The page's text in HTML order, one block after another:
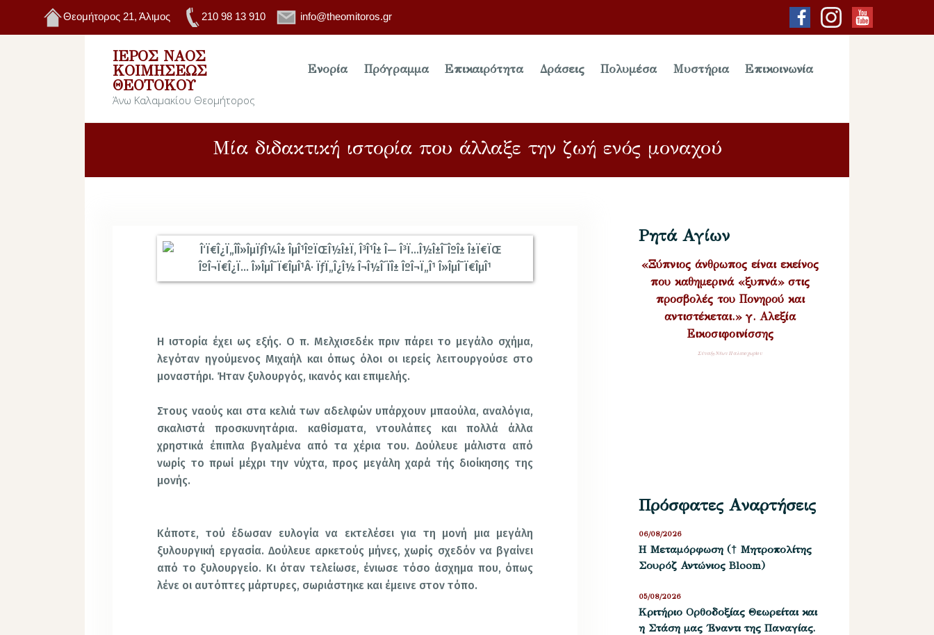
Θεομήτορος 21, Άλιμος 210 98 13 910 info@theomitoros.gr
ΙΕΡΌΣ ΝΑΌΣ
ΚΟΙΜΉΣΕΩΣ
ΘΕΟΤΌΚΟΥ
Άνω Καλαμακίου Θεομήτορος
Ενορία Πρόγραμμα Επικαιρότητα Δράσεις Πολυμέσα Μυστήρια Επικοινωνία
Μία διδακτική ιστορία που άλλαξε την ζωή ενός μοναχού
Η ιστορία έχει ως εξής. Ο π. Μελχισεδέκ πριν πάρει το μεγάλο σχήμα,
λεγόταν ηγούμενος Μιχαήλ και όπως όλοι οι ιερείς λειτουργούσε στο
μοναστήρι. Ήταν ξυλουργός, ικανός και επιμελής.
Στους ναούς και στα κελιά των αδελφών υπάρχουν μπαούλα, αναλόγια,
σκαλιστά προσκυνητάρια. καθίσματα, ντουλάπες και πολλά άλλα
χρηστικά έπιπλα βγαλμένα από τα χέρια του. Δούλευε μάλιστα από
νωρίς το πρωί μέχρι την νύχτα, προς μεγάλη χαρά τής διοίκησης της
μονής.
Κάποτε, τού έδωσαν ευλογία να εκτελέσει για τη μονή μια μεγάλη
ξυλουργική εργασία. Δούλευε αρκετούς μήνες, χωρίς σχεδόν να βγαίνει
από το ξυλουργείο. Κι όταν τελείωσε, ένιωσε τόσο άσχημα που, όπως
λένε οι αυτόπτες μάρτυρες, σωριάστηκε και έμεινε στον τόπο.
Ρητά Αγίων
«Ξύπνιος άνθρωπος είναι εκείνος
που καθημερινά «ξυπνά» στις
προσβολές του Πονηρού και
αντιστέκεται.» γ. Αλεξία
Εικοσιφοινίσσης
Σύναξη Νέων Παλαιοχωρίου
Πρόσφατες Αναρτήσεις
Η Μεταμόρφωση († Μητροπολίτης
Σουρόζ Αντώνιος Bloom)
06/08/2026
Kριτήριο Oρθοδοξίας Θεωρείται και
η Στάση μας ΄Εναντι της Παναγίας.
05/08/2026